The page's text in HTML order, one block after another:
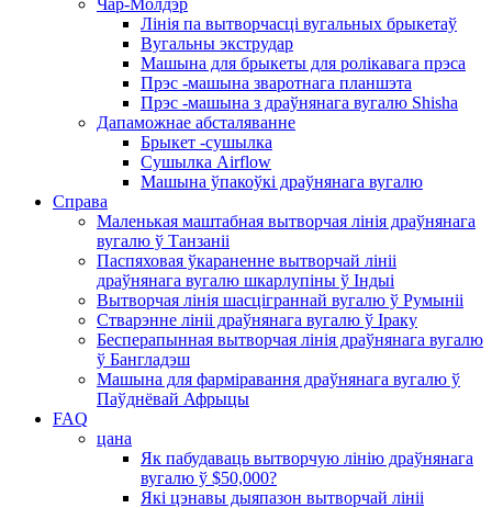
Чар-Молдэр
Лінія па вытворчасці вугальных брыкетаў
Вугальны экструдар
Машына для брыкеты для ролікавага прэса
Прэс -машына зваротнага планшэта
Прэс -машына з драўнянага вугалю Shisha
Дапаможнае абсталяванне
Брыкет -сушылка
Сушылка Airflow
Машына ўпакоўкі драўнянага вугалю
Справа
Маленькая маштабная вытворчая лінія драўнянага
вугалю ў Танзаніі
Паспяховая ўкараненне вытворчай лініі
драўнянага вугалю шкарлупіны ў Індыі
Вытворчая лінія шасціграннай вугалю ў Румыніі
Стварэнне лініі драўнянага вугалю ў Іраку
Бесперапынная вытворчая лінія драўнянага вугалю
ў Бангладэш
Машына для фарміравання драўнянага вугалю ў
Паўднёвай Афрыцы
FAQ
цана
Як пабудаваць вытворчую лінію драўнянага
вугалю ў $50,000?
Які цэнавы дыяпазон вытворчай лініі